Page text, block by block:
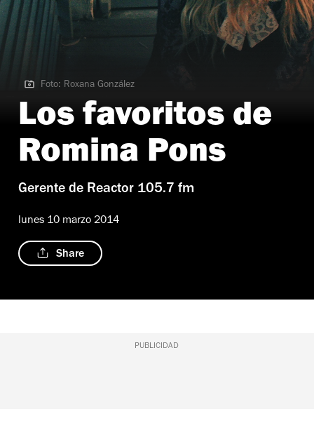
Foto: Roxana González
Foto: Roxana González
Los favoritos de
Romina Pons
Gerente de Reactor 105.7 fm
lunes 10 marzo 2014
Share
PUBLICIDAD